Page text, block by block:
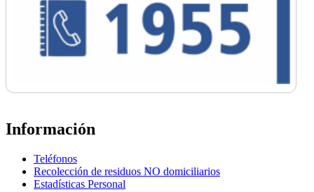
Información
Teléfonos
Recolección de residuos NO domiciliarios
Estadísticas Personal